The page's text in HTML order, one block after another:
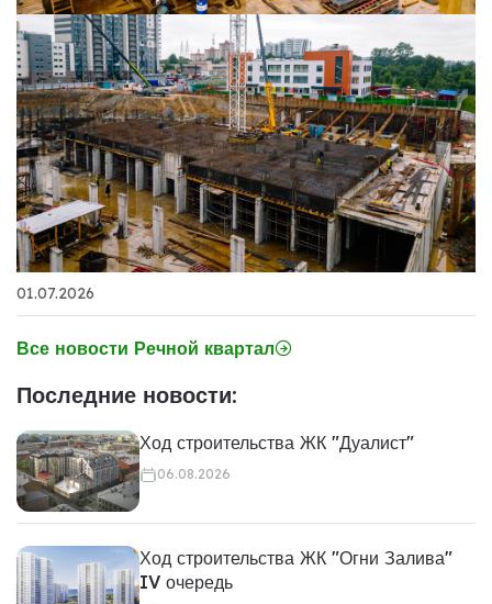
01.07.2026
Все новости Речной квартал
Последние новости:
Ход строительства ЖК "Дуалист"
06.08.2026
Ход строительства ЖК "Огни Залива"
IV очередь